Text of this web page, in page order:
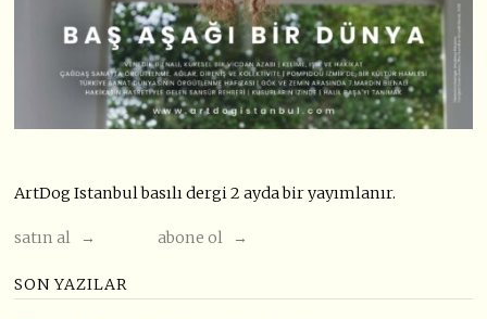
ArtDog Istanbul basılı dergi 2 ayda bir yayımlanır.
satın al → abone ol →
SON YAZILAR